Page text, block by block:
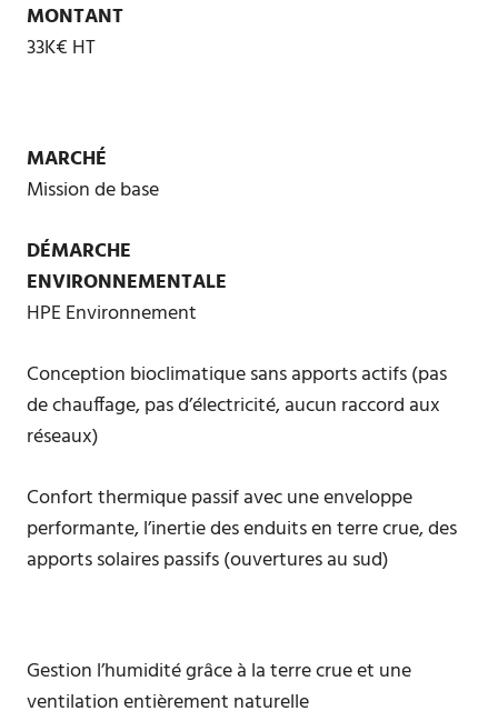
MONTANT
33K€ HT
MARCHÉ
Mission de base
DÉMARCHE
ENVIRONNEMENTALE
HPE Environnement
Conception bioclimatique sans apports actifs (pas
de chauffage, pas d’électricité, aucun raccord aux
réseaux)
Confort thermique passif avec une enveloppe
performante, l’inertie des enduits en terre crue, des
apports solaires passifs (ouvertures au sud)
Gestion l’humidité grâce à la terre crue et une
ventilation entièrement naturelle